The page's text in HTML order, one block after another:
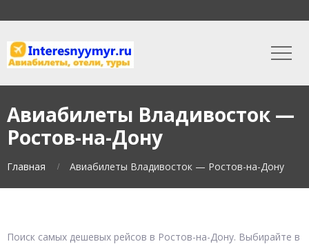
Авиабилеты Владивосток —
Ростов-на-Дону
Главная Авиабилеты Владивосток — Ростов-на-Дону
Поиск самых дешевых рейсов в Ростов-на-Дону. Выбирайте в